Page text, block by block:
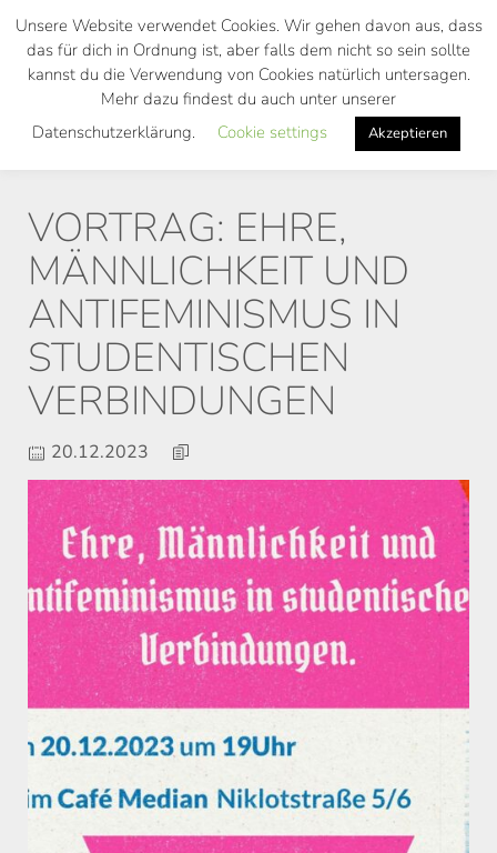
Skip
main
VORTRAG: EHRE,
MÄNNLICHKEIT UND
ANTIFEMINISMUS IN
STUDENTISCHEN
VERBINDUNGEN
20.12.2023
Unsere Website verwendet Cookies. Wir gehen davon aus, dass
das für dich in Ordnung ist, aber falls dem nicht so sein sollte
kannst du die Verwendung von Cookies natürlich untersagen.
Mehr dazu findest du auch unter unserer
Datenschutzerklärung.
Cookie settings Akzeptieren